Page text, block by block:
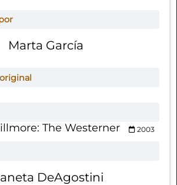
Marta García
The Westerner 2003
DeAgostini